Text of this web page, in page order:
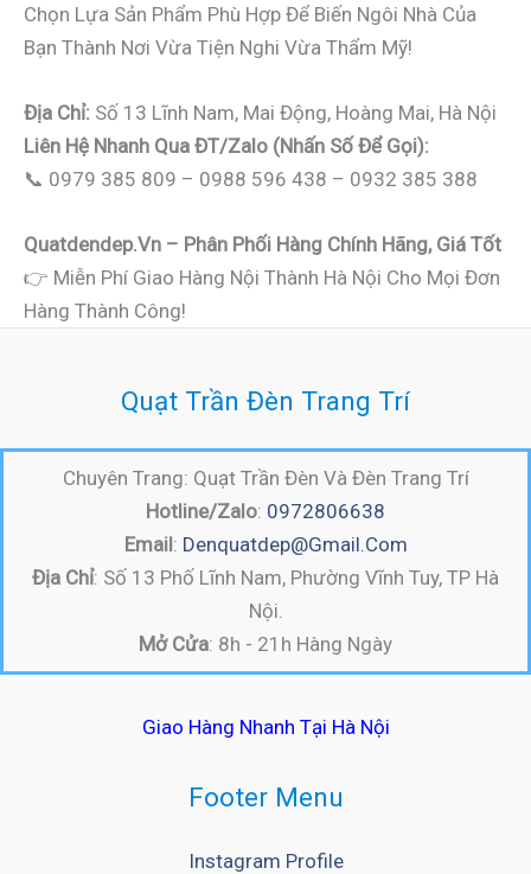
Chọn Lựa Sản Phẩm Phù Hợp Để Biến Ngôi Nhà Của
Bạn Thành Nơi Vừa Tiện Nghi Vừa Thẩm Mỹ!
Địa Chỉ: Số 13 Lĩnh Nam, Mai Động, Hoàng Mai, Hà Nội
Liên Hệ Nhanh Qua ĐT/Zalo (nhấn Số Để Gọi):
📞 0979 385 809 – 0988 596 438 – 0932 385 388
Quatdendep.vn – Phân Phối Hàng Chính Hãng, Giá Tốt
👉 Miễn Phí Giao Hàng Nội Thành Hà Nội Cho Mọi Đơn
Hàng Thành Công!
Quạt Trần Đèn Trang Trí
Chuyên Trang: Quạt Trần Đèn Và Đèn Trang Trí
Hotline/Zalo: 0972806638
Email: Denquatdep@gmail.com
Địa Chỉ: Số 13 Phố Lĩnh Nam, Phường Vĩnh Tuy, TP Hà
Nội.
Mở Cửa: 8h - 21h Hàng Ngày
Giao Hàng Nhanh Tại Hà Nội
Footer Menu
Instagram Profile